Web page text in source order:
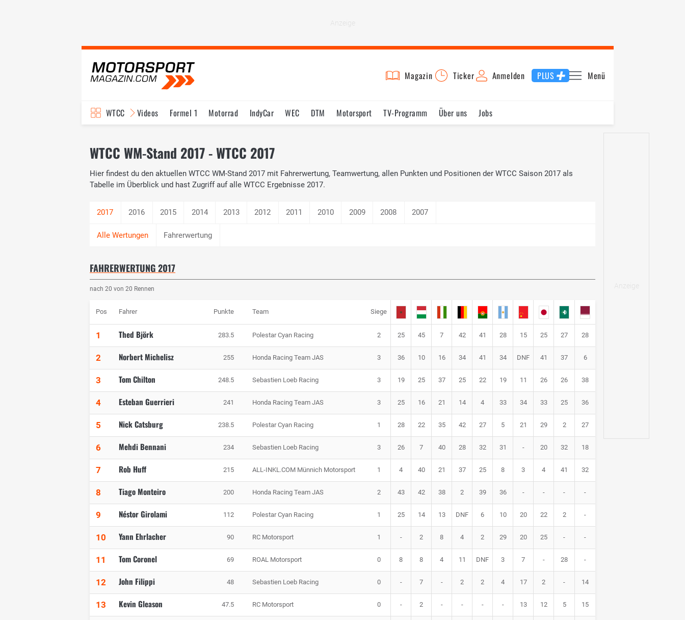
Magazin Ticker Anmelden PLUS Menü
WTCC Videos Formel 1 Motorrad IndyCar WEC DTM Motorsport TV-Programm Über uns Jobs
WTCC WM-Stand 2017 - WTCC 2017
Hier findest du den aktuellen WTCC WM-Stand 2017 mit Fahrerwertung, Teamwertung, allen Punkten und Positionen der WTCC Saison 2017 als
Tabelle im Überblick und hast Zugriff auf alle WTCC Ergebnisse 2017.
2016 2015 2014 2013 2012 2011 2010 2009 2008 2007
Fahrerwertung
FAHRERWERTUNG 2017
nach 20 von 20 Rennen
Pos Fahrer Punkte Team Siege
1 Thed Björk 283.5 Polestar Cyan Racing 2 25 45 7 42 41 28 15 25 27 28
2 Norbert Michelisz 255 Honda Racing Team JAS 3 36 10 16 34 41 34 DNF 41 37 6
3 Tom Chilton 248.5 Sebastien Loeb Racing 3 19 25 37 25 22 19 11 26 26 38
4 Esteban Guerrieri 241 Honda Racing Team JAS 3 25 16 21 14 4 33 34 33 25 36
5 Nick Catsburg 238.5 Polestar Cyan Racing 1 28 22 35 42 27 5 21 29 2 27
6 Mehdi Bennani 234 Sebastien Loeb Racing 3 26 7 40 28 32 31 - 20 32 18
7 Rob Huff 215 ALL-INKL.COM Münnich Motorsport 1 4 40 21 37 25 8 3 4 41 32
8 Tiago Monteiro 200 Honda Racing Team JAS 2 43 42 38 2 39 36 - - - -
9 Néstor Girolami 112 Polestar Cyan Racing 1 25 14 13 DNF 6 10 20 22 2 -
10 Yann Ehrlacher 90 RC Motorsport 1 - 2 8 4 2 29 20 25 - -
11 Tom Coronel 69 ROAL Motorsport 0 8 8 4 11 DNF 3 7 - 28 -
12 John Filippi 48 Sebastien Loeb Racing 0 - 7 - 2 2 4 17 2 - 14
13 Kevin Gleason 47.5 RC Motorsport 0 - 2 - - - - 13 12 5 15